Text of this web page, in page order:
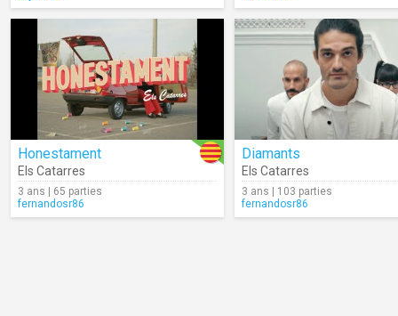
Honestament
Els Catarres
3 ans | 65 parties
fernandosr86
Diamants
Els Catarres
3 ans | 103 parties
fernandosr86